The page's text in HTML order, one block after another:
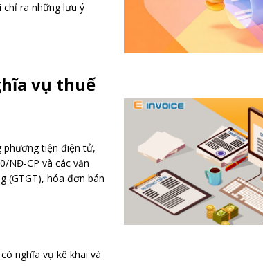
ra những lưu ý
vụ thuế
phương tiện điện tử,
NĐ-CP và các văn
(GTGT), hóa đơn bán
nghĩa vụ kê khai và